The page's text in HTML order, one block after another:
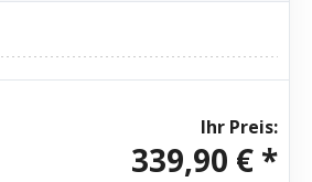
Ihr Preis:
339,90 € *